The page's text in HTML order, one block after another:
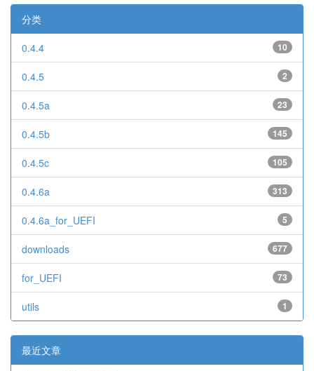
分类
10
0.4.4
2
0.4.5
23
0.4.5a
145
0.4.5b
105
0.4.5c
313
0.4.6a
5
0.4.6a_for_UEFI
677
downloads
73
for_UEFI
1
utils
最近文章